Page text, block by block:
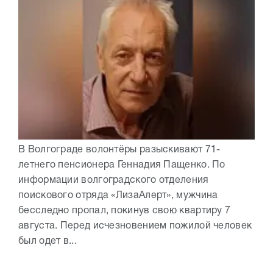
В Волгограде волонтёры разыскивают 71-
летнего пенсионера Геннадия Пащенко. По
информации волгоградского отделения
поискового отряда «ЛизаАлерт», мужчина
бесследно пропал, покинув свою квартиру 7
августа. Перед исчезновением пожилой человек
был одет в...